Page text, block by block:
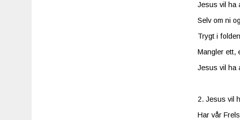
Jesus vil ha
Selv om ni
Trygt i
Mangler ett,
Jesus vil ha
2. Jesus vil
Har vår